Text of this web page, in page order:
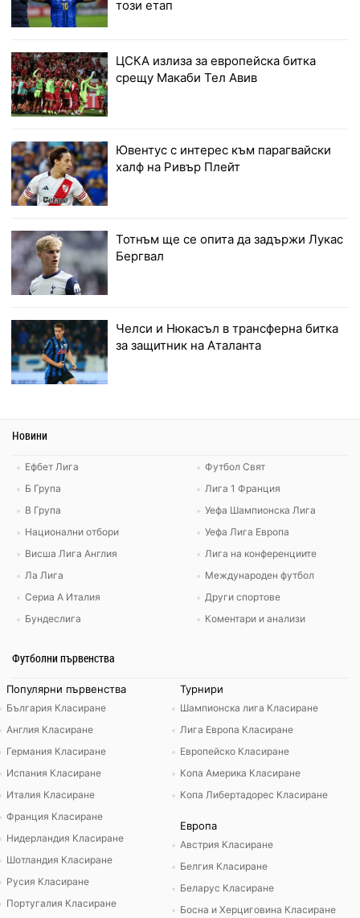
този етап
ЦСКА излиза за европейска битка
срещу Макаби Тел Авив
Ювентус с интерес към парагвайски
халф на Ривър Плейт
Тотнъм ще се опита да задържи Лукас
Бергвал
Челси и Нюкасъл в трансферна битка
за защитник на Аталанта
Новини
Ефбет Лига
Б Група
В Група
Национални отбори
Висша Лига Англия
Ла Лига
Сериа А Италия
Бундеслига
Футбол Свят
Лига 1 Франция
Уефа Шампионска Лига
Уефа Лига Европа
Лига на конференциите
Международен футбол
Други спортове
Коментари и анализи
Футболни първенства
Популярни първенства
България Класиране
Англия Класиране
Германия Класиране
Испания Класиране
Италия Класиране
Франция Класиране
Нидерландия Класиране
Шотландия Класиране
Русия Класиране
Португалия Класиране
Турнири
Шампионска лига Класиране
Лига Европа Класиране
Европейско Класиране
Копа Америка Класиране
Копа Либертадорес Класиране
Европа
Австрия Класиране
Белгия Класиране
Беларус Класиране
Босна и Херциговина Класиране